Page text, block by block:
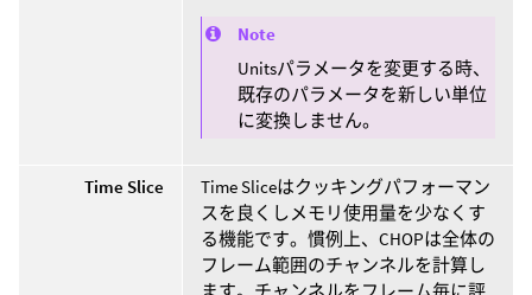
Note
Unitsパラメータを変更する時、
既存のパラメータを新しい単位
に変換しません。
Time Slice
Time Sliceはクッキングパフォーマン
スを良くしメモリ使用量を少なくす
る機能です。慣例上、CHOPは全体の
フレーム範囲のチャンネルを計算し